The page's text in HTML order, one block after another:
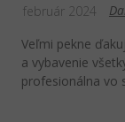
február 2024
Veľmi pekne
a vybavenie
profesionálna vo